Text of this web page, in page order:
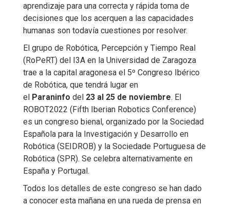
aprendizaje para una correcta y rápida toma de
decisiones que los acerquen a las capacidades
humanas son todavía cuestiones por resolver.
El grupo de Robótica, Percepción y Tiempo Real
(RoPeRT) del I3A en la Universidad de Zaragoza
trae a la capital aragonesa el 5º Congreso Ibérico
de Robótica, que tendrá lugar en
el Paraninfo del 23 al 25 de noviembre. El
ROBOT2022 (Fifth Iberian Robotics Conference)
es un congreso bienal, organizado por la Sociedad
Española para la Investigación y Desarrollo en
Robótica (SEIDROB) y la Sociedade Portuguesa de
Robótica (SPR). Se celebra alternativamente en
España y Portugal.
Todos los detalles de este congreso se han dado
a conocer esta mañana en una rueda de prensa en